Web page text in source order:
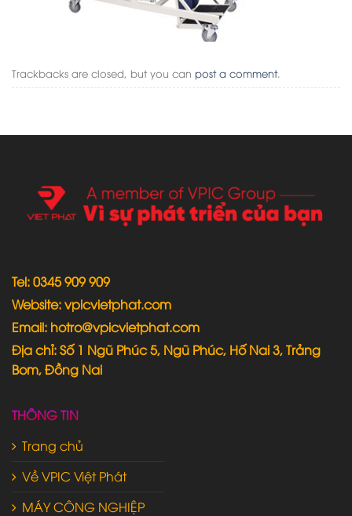
Trackbacks are closed, but you can post a comment.
Tel: 0345 909 909
Website: vpicvietphat.com
Email: hotro@vpicvietphat.com
Địa chỉ: Số 1 Ngũ Phúc 5, Ngũ Phúc, Hố Nai 3, Trảng
Bom, Đồng Nai
THÔNG TIN
Trang chủ
Về VPIC Việt Phát
MÁY CÔNG NGHIỆP